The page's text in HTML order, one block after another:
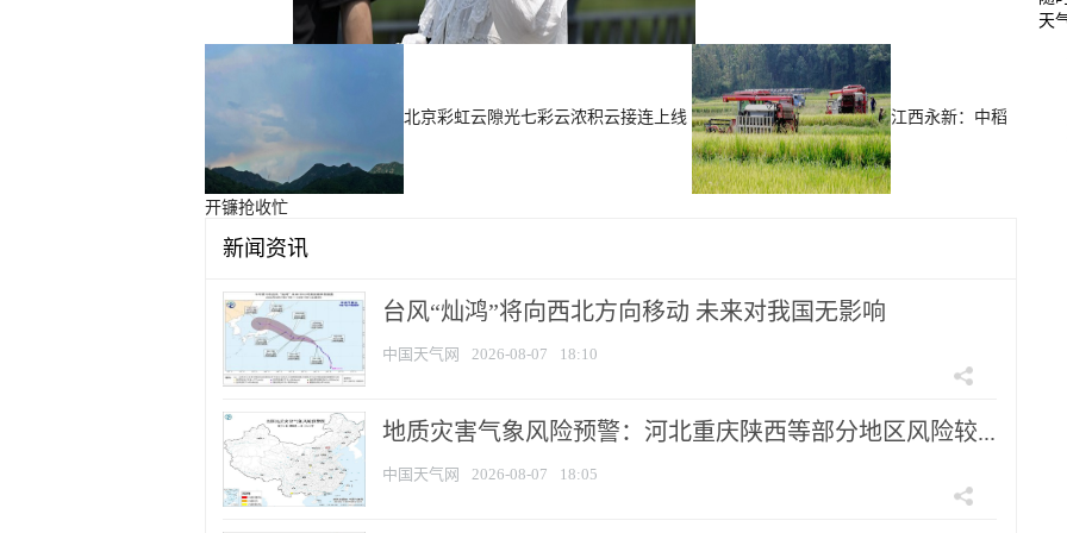
北京彩虹云隙光七彩云浓积云接连上线 江西永新：中稻
开镰抢收忙
新闻资讯
台风“灿鸿”将向西北方向移动 未来对我国无影响
中国天气网 2026-08-07 18:10
地质灾害气象风险预警：河北重庆陕西等部分地区风险较...
中国天气网 2026-08-07 18:05
天